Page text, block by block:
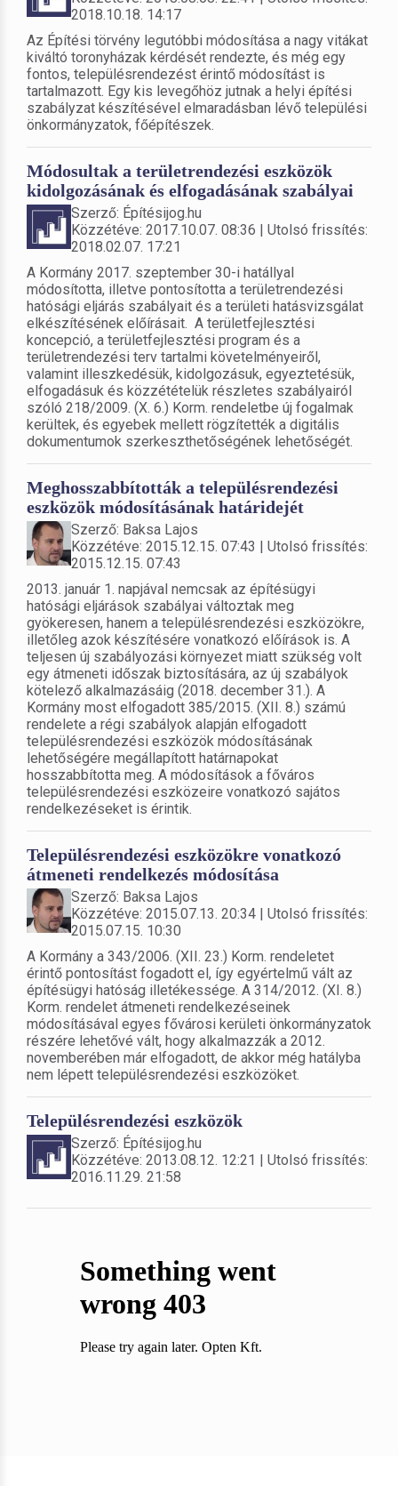
2018.10.18. 14:17
Az Építési törvény legutóbbi módosítása a nagy vitákat
kiváltó toronyházak kérdését rendezte, és még egy
fontos, településrendezést érintő módosítást is
tartalmazott. Egy kis levegőhöz jutnak a helyi építési
szabályzat készítésével elmaradásban lévő települési
önkormányzatok, főépítészek.
Módosultak a területrendezési eszközök
kidolgozásának és elfogadásának szabályai
Szerző: Építésijog.hu
Közzétéve: 2017.10.07. 08:36 | Utolsó frissítés:
2018.02.07. 17:21
A Kormány 2017. szeptember 30-i hatállyal
módosította, illetve pontosította a területrendezési
hatósági eljárás szabályait és a területi hatásvizsgálat
elkészítésének előírásait. A területfejlesztési
koncepció, a területfejlesztési program és a
területrendezési terv tartalmi követelményeiről,
valamint illeszkedésük, kidolgozásuk, egyeztetésük,
elfogadásuk és közzétételük részletes szabályairól
szóló 218/2009. (X. 6.) Korm. rendeletbe új fogalmak
kerültek, és egyebek mellett rögzítették a digitális
dokumentumok szerkeszthetőségének lehetőségét.
Meghosszabbították a településrendezési
eszközök módosításának határidejét
Szerző: Baksa Lajos
Közzétéve: 2015.12.15. 07:43 | Utolsó frissítés:
2015.12.15. 07:43
2013. január 1. napjával nemcsak az építésügyi
hatósági eljárások szabályai változtak meg
gyökeresen, hanem a településrendezési eszközökre,
illetőleg azok készítésére vonatkozó előírások is. A
teljesen új szabályozási környezet miatt szükség volt
egy átmeneti időszak biztosítására, az új szabályok
kötelező alkalmazásáig (2018. december 31.). A
Kormány most elfogadott 385/2015. (XII. 8.) számú
rendelete a régi szabályok alapján elfogadott
településrendezési eszközök módosításának
lehetőségére megállapított határnapokat
hosszabbította meg. A módosítások a főváros
településrendezési eszközeire vonatkozó sajátos
rendelkezéseket is érintik.
Településrendezési eszközökre vonatkozó
átmeneti rendelkezés módosítása
Szerző: Baksa Lajos
Közzétéve: 2015.07.13. 20:34 | Utolsó frissítés:
2015.07.15. 10:30
A Kormány a 343/2006. (XII. 23.) Korm. rendeletet
érintő pontosítást fogadott el, így egyértelmű vált az
építésügyi hatóság illetékessége. A 314/2012. (XI. 8.)
Korm. rendelet átmeneti rendelkezéseinek
módosításával egyes fővárosi kerületi önkormányzatok
részére lehetővé vált, hogy alkalmazzák a 2012.
novemberében már elfogadott, de akkor még hatályba
nem lépett településrendezési eszközöket.
Településrendezési eszközök
Szerző: Építésijog.hu
Közzétéve: 2013.08.12. 12:21 | Utolsó frissítés:
2016.11.29. 21:58